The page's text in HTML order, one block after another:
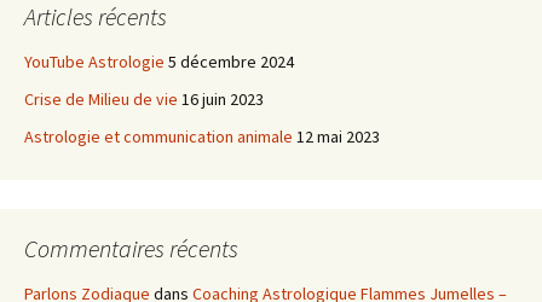
Articles récents
YouTube Astrologie 5 décembre 2024
Crise de Milieu de vie 16 juin 2023
Astrologie et communication animale 12 mai 2023
Commentaires récents
Parlons Zodiaque dans Coaching Astrologique Flammes Jumelles –